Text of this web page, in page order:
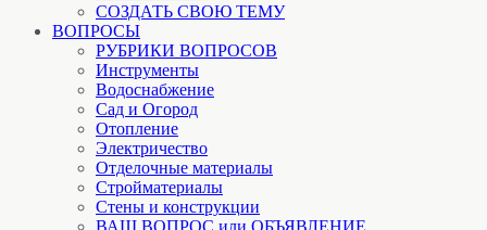
СОЗДАТЬ СВОЮ ТЕМУ
ВОПРОСЫ
РУБРИКИ ВОПРОСОВ
Инструменты
Водоснабжение
Сад и Огород
Отопление
Электричество
Отделочные материалы
Стройматериалы
Стены и конструкции
ВАШ ВОПРОС или ОБЪЯВЛЕНИЕ